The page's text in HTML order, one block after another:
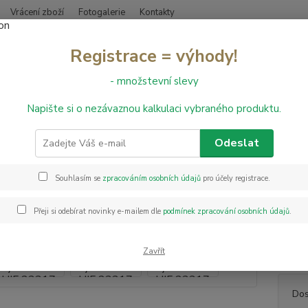
Vrácení zboží Fotogalerie Kontakty
Hledat
Vinylové podlahy Vinylová podlaha LVT Dryback Floor HIF 23317
podlaha LVT Dryback
má
PUR
Registrace = výhody!
- množstevní slevy
Napište si o nezávaznou kalkulaci vybraného produktu.
Odeslat
Souhlasím se zpracováním osobních údajůpro účely registrace.
Přeji si odebírat novinky e-mailem dle podmínek zpracování osobních údajů.
Zavřít